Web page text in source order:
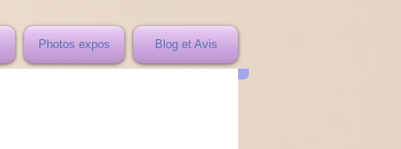
Photos expos Blog et Avis